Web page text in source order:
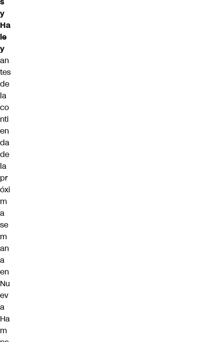
y
Ha
le
y
an
tes
de
la
co
nti
en
da
de
la
pr
óxi
m
a
se
m
an
a
en
Nu
ev
a
Ha
m